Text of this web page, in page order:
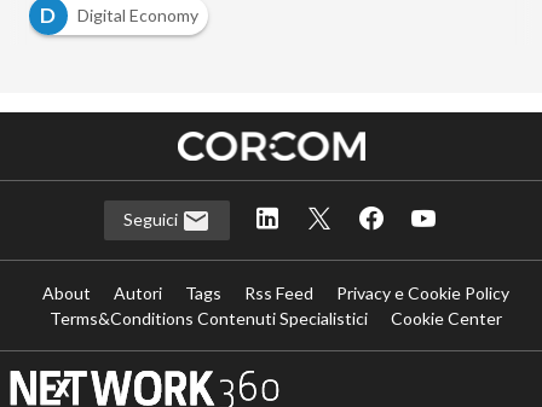
D
Digital Economy
Seguici
About Autori Tags Rss Feed
Privacy e Cookie Policy
Terms&Conditions Contenuti Specialistici
Cookie Center